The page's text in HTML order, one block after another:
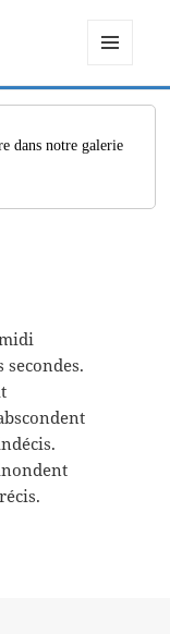
ET
WIDGETS
dans notre galerie